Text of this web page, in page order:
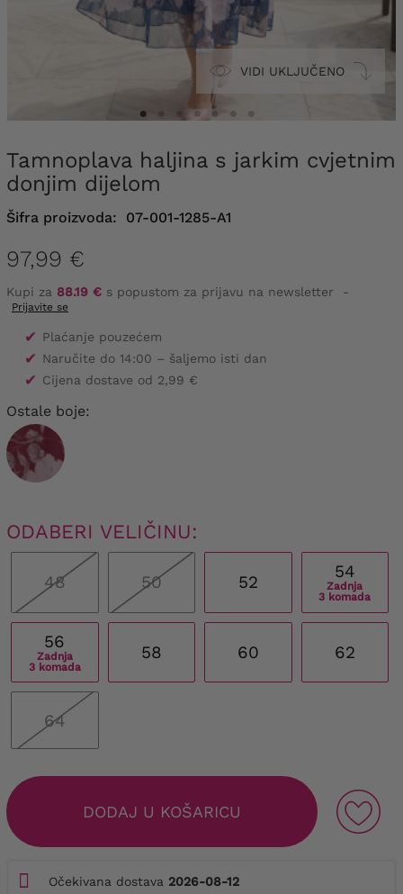
VIDI UKLJUČENO
Tamnoplava haljina s jarkim cvjetnim
donjim dijelom
Šifra proizvoda: 07-001-1285-A1
97,99 €
Kupi za 88.19 € s popustom za prijavu na newsletter -
Prijavite se
✔ Plaćanje pouzećem
✔ Naručite do 14:00 – šaljemo isti dan
✔ Cijena dostave od 2,99 €
Ostale boje:
ODABERI VELIČINU:
48 50 52
54
Zadnja
3 komada
56
Zadnja
3 komada
58 60 62
64
DODAJ U KOŠARICU
Očekivana dostava 2026-08-12